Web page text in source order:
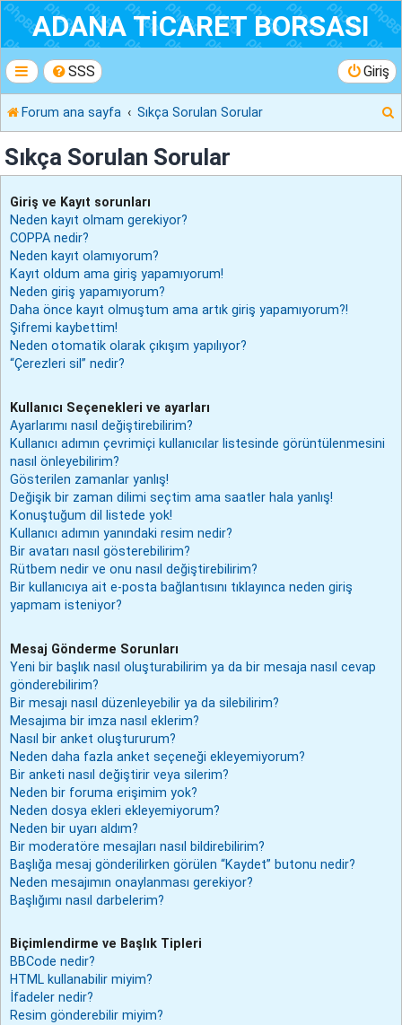
ADANA TİCARET BORSASI
SSS Giriş
Forum ana sayfa Sıkça Sorulan Sorular
Sıkça Sorulan Sorular
Giriş ve Kayıt sorunları
Neden kayıt olmam gerekiyor?
COPPA nedir?
Neden kayıt olamıyorum?
Kayıt oldum ama giriş yapamıyorum!
Neden giriş yapamıyorum?
Daha önce kayıt olmuştum ama artık giriş yapamıyorum?!
Şifremi kaybettim!
Neden otomatik olarak çıkışım yapılıyor?
“Çerezleri sil” nedir?
Kullanıcı Seçenekleri ve ayarları
Ayarlarımı nasıl değiştirebilirim?
Kullanıcı adımın çevrimiçi kullanıcılar listesinde görüntülenmesini
nasıl önleyebilirim?
Gösterilen zamanlar yanlış!
Değişik bir zaman dilimi seçtim ama saatler hala yanlış!
Konuştuğum dil listede yok!
Kullanıcı adımın yanındaki resim nedir?
Bir avatarı nasıl gösterebilirim?
Rütbem nedir ve onu nasıl değiştirebilirim?
Bir kullanıcıya ait e-posta bağlantısını tıklayınca neden giriş
yapmam isteniyor?
Mesaj Gönderme Sorunları
Yeni bir başlık nasıl oluşturabilirim ya da bir mesaja nasıl cevap
gönderebilirim?
Bir mesajı nasıl düzenleyebilir ya da silebilirim?
Mesajıma bir imza nasıl eklerim?
Nasıl bir anket oluştururum?
Neden daha fazla anket seçeneği ekleyemiyorum?
Bir anketi nasıl değiştirir veya silerim?
Neden bir foruma erişimim yok?
Neden dosya ekleri ekleyemiyorum?
Neden bir uyarı aldım?
Bir moderatöre mesajları nasıl bildirebilirim?
Başlığa mesaj gönderilirken görülen “Kaydet” butonu nedir?
Neden mesajımın onaylanması gerekiyor?
Başlığımı nasıl darbelerim?
Biçimlendirme ve Başlık Tipleri
BBCode nedir?
HTML kullanabilir miyim?
İfadeler nedir?
Resim gönderebilir miyim?